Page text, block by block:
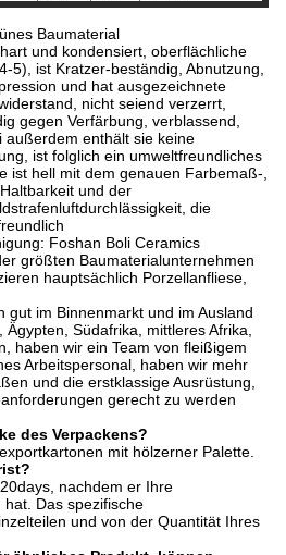
Baumaterial
und kondensiert, oberflächliche
5), ist Kratzer-beständig, Abnutzung,
und hat ausgezeichnete
nicht seiend verzerrt,
gegen Verfärbung, verblassend,
enthält sie keine
ist folglich ein umweltfreundliches
ist hell mit dem genauen Farbemaß-,
und der
die
Foshan Boli Ceramics
größten Baumaterialunternehmen
hauptsächlich Porzellanfliese,
gut im Binnenmarkt und im Ausland
Südafrika, mittleres Afrika,
haben wir ein Team von fleißigem
Arbeitspersonal, haben wir mehr
und die erstklassige Ausrüstung,
gerecht zu werden
des Verpackens?
mit hölzerner Palette.
nachdem er Ihre
Das spezifische
und von der Quantität Ihres